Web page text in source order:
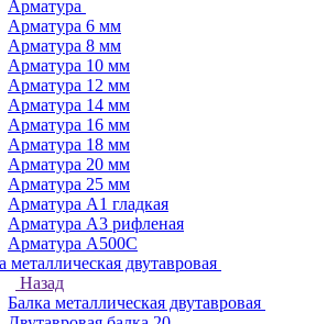
Арматура
Арматура 6 мм
Арматура 8 мм
Арматура 10 мм
Арматура 12 мм
Арматура 14 мм
Арматура 16 мм
Арматура 18 мм
Арматура 20 мм
Арматура 25 мм
Арматура А1 гладкая
Арматура А3 рифленая
Арматура А500С
металлическая двутавровая
Назад
Балка металлическая двутавровая